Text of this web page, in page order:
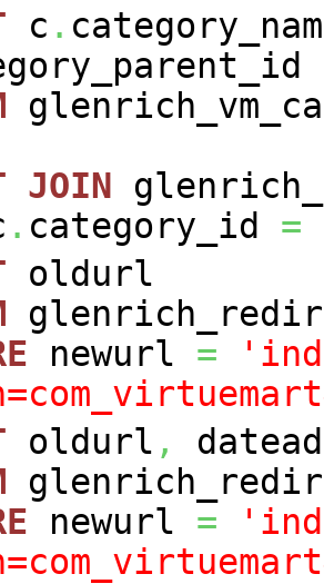
c .
JOIN
. category_id =
oldurl
newurl =
oldurl ,
newurl =